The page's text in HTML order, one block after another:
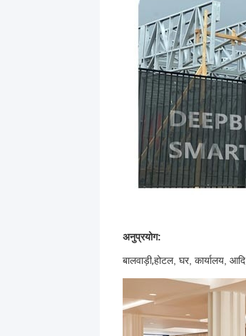
अनुप्रयोग:
बालवाड़ी,होटल, घर, कार्यालय, आदि